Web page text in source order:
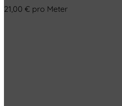
21,00 € pro Meter